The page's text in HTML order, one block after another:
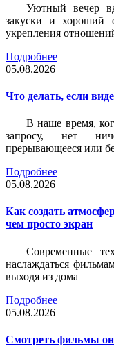
Уютный вечер
закуски и
укрепления
Подробнее
05.08.2026
Что делать, если
В наше время,
запросу, нет
прерывающееся или
Подробнее
05.08.2026
Как создать
чем просто экран
Современные
наслаждаться
выходя из дома
Подробнее
05.08.2026
Смотреть фильмы